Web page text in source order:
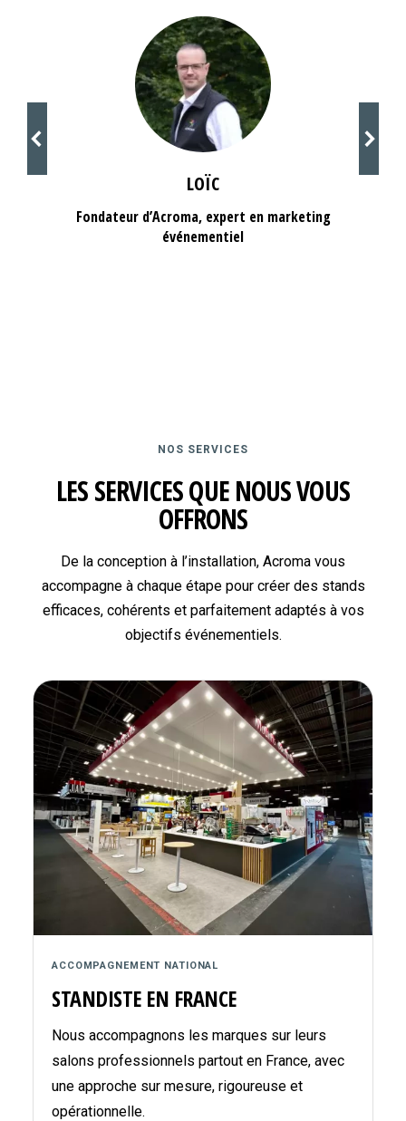
LOÏC
Fondateur d’Acroma, expert en marketing
événementiel
NOS SERVICES
LES SERVICES QUE NOUS VOUS
OFFRONS
De la conception à l’installation, Acroma vous
accompagne à chaque étape pour créer des stands
efficaces, cohérents et parfaitement adaptés à vos
objectifs événementiels.
ACCOMPAGNEMENT NATIONAL
STANDISTE EN FRANCE
Nous accompagnons les marques sur leurs
salons professionnels partout en France, avec
une approche sur mesure, rigoureuse et
opérationnelle.